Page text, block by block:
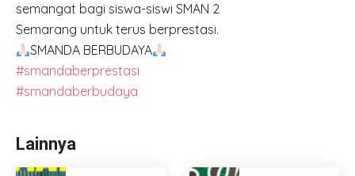
semangat bagi siswa-siswi SMAN 2
Semarang untuk terus berprestasi.
SMANDA BERBUDAYA
#smandaberprestasi
#smandaberbudaya
Lainnya